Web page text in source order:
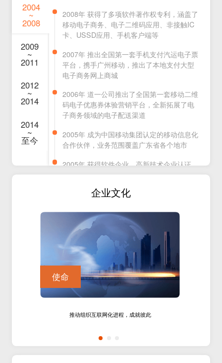
2004
~
2008
2009
~
2011
2012
~
2014
2014
~
至今
2008年 获得了多项软件著作权专利，涵盖了
移动电子商务、电子二维码应用、非接触IC
卡、USSD应用、手机客户端等
2007年 推出全国第一套手机支付汽运电子票
平台，携手广州移动，推出了本地支付大型
电子商务网上商城
2006年 道一公司推出了全国第一套移动二维
码电子优惠券体验营销平台，全新拓展了电
子商务领域的电子配送渠道
2005年 成为中国移动集团认定的移动信息化
合作伙伴，业务范围覆盖广东省各个地市
2005年 获得软件企业、高新技术企业认证
动，推出全国规模容量最大的10086短信群发
企业文化
使命
推动组织互联网化进程，成就彼此